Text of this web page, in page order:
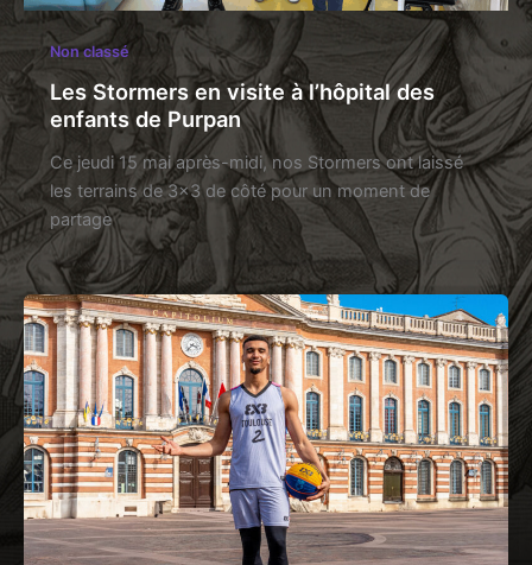
Non classé
Les Stormers en visite à l’hôpital des
enfants de Purpan
Ce jeudi 15 mai après-midi, nos Stormers ont laissé
les terrains de 3×3 de côté pour un moment de
partage